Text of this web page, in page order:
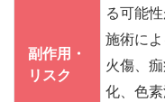
副作用・
リスク
る可能性
施術に
火傷、
化、色